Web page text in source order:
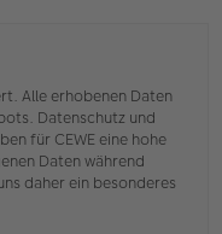
Alle erhobenen Daten
Datenschutz und
für CEWE eine hohe
Daten während
daher ein besonderes